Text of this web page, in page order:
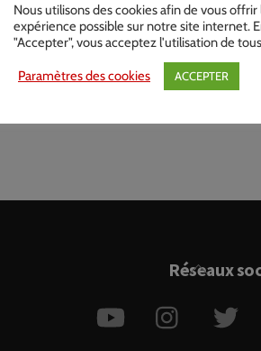
Convention contre la
autres peines ou
cruels, inhumains ou
Back
Top
Réseaux
YouTube Instagram
Nous utilisons des cookies afin de vous
expérience possible sur notre site internet.
"Accepter", vous acceptez l'utilisation de
Paramètres des cookies ACCEPTER